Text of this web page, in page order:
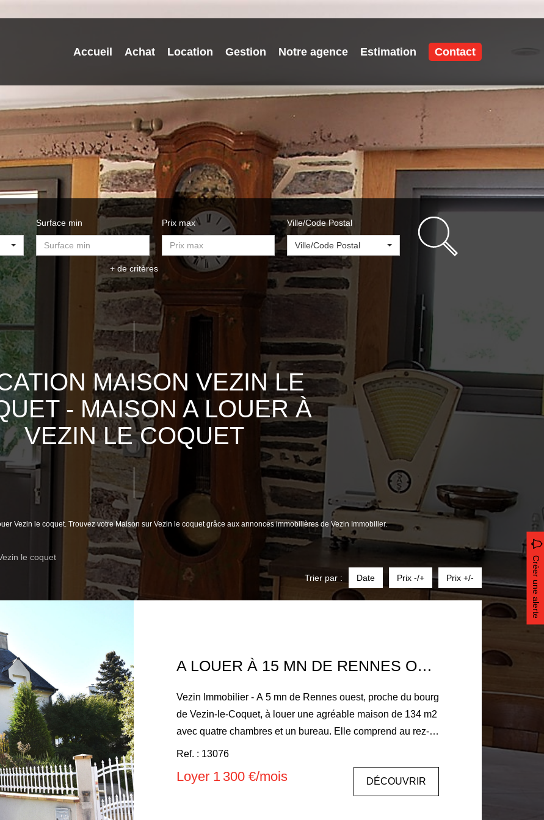
Accueil Achat Location Gestion Notre agence Estimation Contact
Surface min Prix max Ville/Code Postal
Ville/Code Postal
+ de critères
MAISON VEZIN LE
- MAISON A LOUER À
VEZIN LE COQUET
Vezin le coquet. Trouvez votre Maison sur Vezin le coquet grâce aux annonces immobilières de Vezin Immobilier.
le coquet Créer une alerte
Trier par : Date Prix -/+ Prix +/-
A LOUER À 15 MN DE RENNES OUEST, PROCHE DU BOURG DE VEZIN LE COQUET, UNE AGRÉABLE MAISON DE 134 M2 AVEC 4 CHAMBRES ET UN BUREAU
Vezin Immobilier - A 5 mn de Rennes ouest, proche du bourg
de Vezin-le-Coquet, à louer une agréable maison de 134 m2
avec quatre chambres et un bureau. Elle comprend au rez-
de-chaussée, une entrée avec un placard, un salon-séjour
lumineux avec une cheminée insert (32 m2), une cuisine
aménagée et équipée, une chambre avec une salle d'eau
attenante, un bureau avec un placard et un wc. A l'étage,
Ref. : 13076
Loyer 1 300 €/mois DÉCOUVRIR